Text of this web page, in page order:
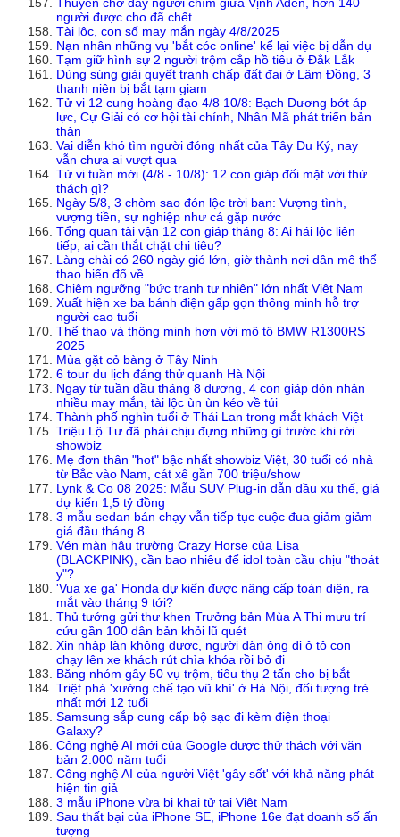
người được cho đã chết
Tài lộc, con số may mắn ngày 4/8/2025
Nạn nhân những vụ 'bắt cóc online' kể lại việc bị dẫn dụ
Tạm giữ hình sự 2 người trộm cắp hồ tiêu ở Đắk Lắk
Dùng súng giải quyết tranh chấp đất đai ở Lâm Đồng, 3
thanh niên bị bắt tạm giam
Tử vi 12 cung hoàng đạo 4/8 10/8: Bạch Dương bớt áp
lực, Cự Giải có cơ hội tài chính, Nhân Mã phát triển bản
thân
Vai diễn khó tìm người đóng nhất của Tây Du Ký, nay
vẫn chưa ai vượt qua
Tử vi tuần mới (4/8 - 10/8): 12 con giáp đối mặt với thử
thách gì?
Ngày 5/8, 3 chòm sao đón lộc trời ban: Vượng tình,
vượng tiền, sự nghiệp như cá gặp nước
Tổng quan tài vận 12 con giáp tháng 8: Ai hái lộc liên
tiếp, ai cần thắt chặt chi tiêu?
Làng chài có 260 ngày gió lớn, giờ thành nơi dân mê thể
thao biển đổ về
Chiêm ngưỡng "bức tranh tự nhiên" lớn nhất Việt Nam
Xuất hiện xe ba bánh điện gấp gọn thông minh hỗ trợ
người cao tuổi
Thể thao và thông minh hơn với mô tô BMW R1300RS
2025
Mùa gặt cỏ bàng ở Tây Ninh
6 tour du lịch đáng thử quanh Hà Nội
Ngay từ tuần đầu tháng 8 dương, 4 con giáp đón nhận
nhiều may mắn, tài lộc ùn ùn kéo về túi
Thành phố nghìn tuổi ở Thái Lan trong mắt khách Việt
Triệu Lộ Tư đã phải chịu đựng những gì trước khi rời
showbiz
Mẹ đơn thân "hot" bậc nhất showbiz Việt, 30 tuổi có nhà
từ Bắc vào Nam, cát xê gần 700 triệu/show
Lynk & Co 08 2025: Mẫu SUV Plug-in dẫn đầu xu thế, giá
dự kiến 1,5 tỷ đồng
3 mẫu sedan bán chạy vẫn tiếp tục cuộc đua giảm giảm
giá đầu tháng 8
Vén màn hậu trường Crazy Horse của Lisa
(BLACKPINK), cần bao nhiêu để idol toàn cầu chịu "thoát
y"?
'Vua xe ga' Honda dự kiến được nâng cấp toàn diện, ra
mắt vào tháng 9 tới?
Thủ tướng gửi thư khen Trưởng bản Mùa A Thi mưu trí
cứu gần 100 dân bản khỏi lũ quét
Xin nhập làn không được, người đàn ông đi ô tô con
chạy lên xe khách rút chìa khóa rồi bỏ đi
Băng nhóm gây 50 vụ trộm, tiêu thụ 2 tấn cho bị bắt
Triệt phá 'xưởng chế tạo vũ khí' ở Hà Nội, đối tượng trẻ
nhất mới 12 tuổi
Samsung sắp cung cấp bộ sạc đi kèm điện thoại
Galaxy?
Công nghệ AI mới của Google được thử thách với văn
bản 2.000 năm tuổi
Công nghệ AI của người Việt 'gây sốt' với khả năng phát
hiện tin giả
3 mẫu iPhone vừa bị khai tử tại Việt Nam
Sau thất bại của iPhone SE, iPhone 16e đạt doanh số ấn
tượng